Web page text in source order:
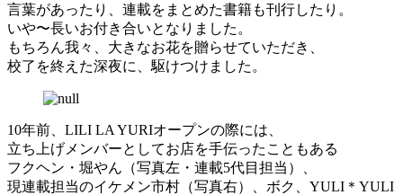
言葉があったり、連載をまとめた書籍も刊行したり。
いや〜長いお付き合いとなりました。
もちろん我々、大きなお花を贈らせていただき、
校了を終えた深夜に、駆けつけました。
10年前、LILI LA YURIオープンの際には、
立ち上げメンバーとしてお店を手伝ったこともある
フクヘン・堀やん（写真左・連載5代目担当）、
現連載担当のイケメン市村（写真右）、ボク、YULI＊YULI